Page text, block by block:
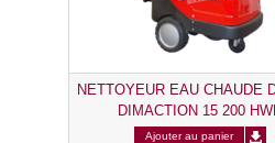
NETTOYEUR EAU CHAUDE
DIMACTION 15 200
Ajouter au panier